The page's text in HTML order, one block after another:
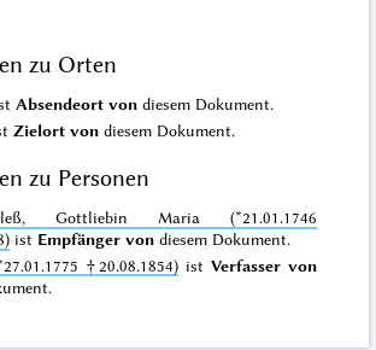
zu Orten
Absendeort von diesem Dokument.
Zielort von diesem Dokument.
zu Personen
Gottliebin Maria (*21.01.1746
ist Empfänger von diesem Dokument.
†20.08.1854)ist Verfasser von